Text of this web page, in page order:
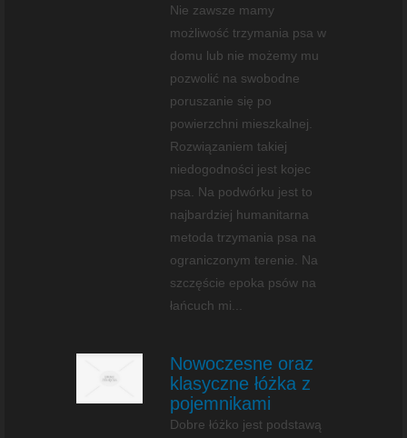
Nie zawsze mamy
możliwość trzymania psa w
domu lub nie możemy mu
pozwolić na swobodne
poruszanie się po
powierzchni mieszkalnej.
Rozwiązaniem takiej
niedogodności jest kojec
psa. Na podwórku jest to
najbardziej humanitarna
metoda trzymania psa na
ograniczonym terenie. Na
szczęście epoka psów na
łańcuch mi...
Nowoczesne oraz
klasyczne łóżka z
pojemnikami
Dobre łóżko jest podstawą